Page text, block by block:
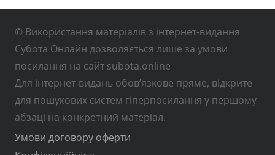
© Використання матеріалів з інтернет-видання
Субота Онлайн дозволяється лише за умови
посилання на сайт subota.online
Для інтернет-видань обов’язкове пряме, відкрите
для пошукових систем гіперпосилання у першому
абзаці на конкретний матеріал.
Умови договору оферти